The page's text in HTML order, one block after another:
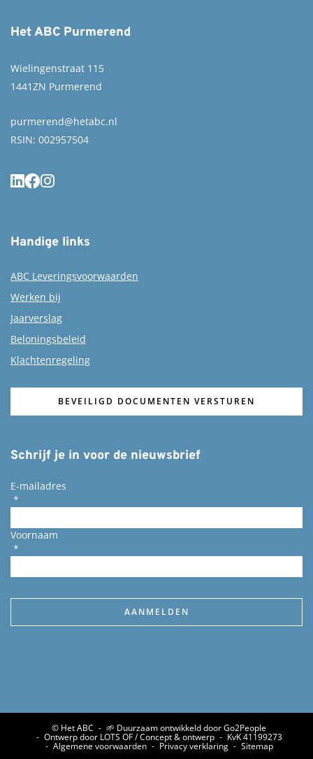
Het ABC Purmerend
Wielingenstraat 115
1441ZN Purmerend
purmerend@hetabc.nl
RSIN: 002957504
Handige links
ABC Leveringsvoorwaarden
Werken bij
Jaarverslag
Beloningsbeleid
Klachtenregeling
BEVEILIGD DOCUMENTEN VERSTUREN
Schrijf je in voor de nieuwsbrief
E-mailadres
*
Voornaam
*
© Het ABC 🌱 Duurzaam ontwikkeld door Go2People
Ontwerp door LOTS OF / Concept & ontwerp KvK 41199273
Algemene voorwaarden Privacy verklaring Sitemap